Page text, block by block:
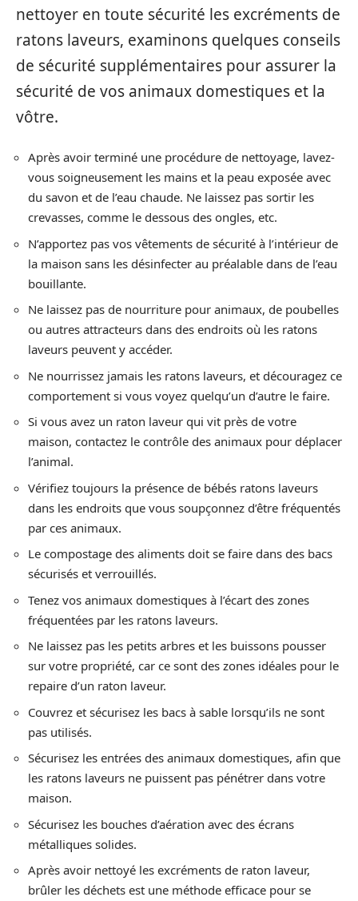
nettoyer en toute sécurité les excréments de
ratons laveurs, examinons quelques conseils
de sécurité supplémentaires pour assurer la
sécurité de vos animaux domestiques et la
vôtre.
Après avoir terminé une procédure de nettoyage, lavez-
vous soigneusement les mains et la peau exposée avec
du savon et de l’eau chaude. Ne laissez pas sortir les
crevasses, comme le dessous des ongles, etc.
N’apportez pas vos vêtements de sécurité à l’intérieur de
la maison sans les désinfecter au préalable dans de l’eau
bouillante.
Ne laissez pas de nourriture pour animaux, de poubelles
ou autres attracteurs dans des endroits où les ratons
laveurs peuvent y accéder.
Ne nourrissez jamais les ratons laveurs, et découragez ce
comportement si vous voyez quelqu’un d’autre le faire.
Si vous avez un raton laveur qui vit près de votre
maison, contactez le contrôle des animaux pour déplacer
l’animal.
Vérifiez toujours la présence de bébés ratons laveurs
dans les endroits que vous soupçonnez d’être fréquentés
par ces animaux.
Le compostage des aliments doit se faire dans des bacs
sécurisés et verrouillés.
Tenez vos animaux domestiques à l’écart des zones
fréquentées par les ratons laveurs.
Ne laissez pas les petits arbres et les buissons pousser
sur votre propriété, car ce sont des zones idéales pour le
repaire d’un raton laveur.
Couvrez et sécurisez les bacs à sable lorsqu’ils ne sont
pas utilisés.
Sécurisez les entrées des animaux domestiques, afin que
les ratons laveurs ne puissent pas pénétrer dans votre
maison.
Sécurisez les bouches d’aération avec des écrans
métalliques solides.
Après avoir nettoyé les excréments de raton laveur,
brûler les déchets est une méthode efficace pour se